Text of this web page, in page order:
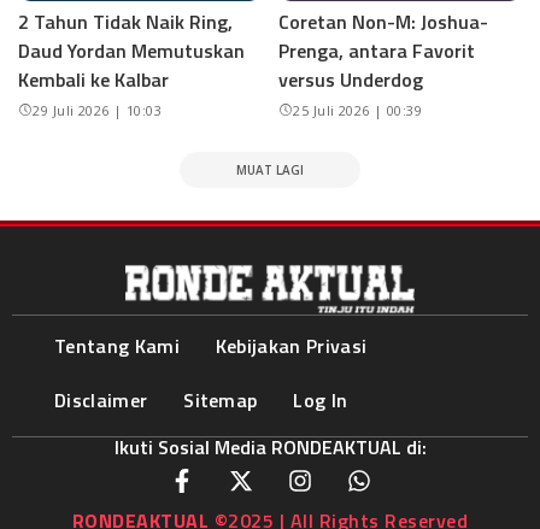
2 Tahun Tidak Naik Ring,
Daud Yordan Memutuskan
Kembali ke Kalbar
29 Juli 2026 | 10:03
Coretan Non-M: Joshua-
Prenga, antara Favorit
versus Underdog
25 Juli 2026 | 00:39
MUAT LAGI
Tentang Kami
Kebijakan Privasi
Disclaimer
Sitemap
Log In
Ikuti Sosial Media RONDEAKTUAL di:
RONDEAKTUAL ©2025 | All Rights Reserved